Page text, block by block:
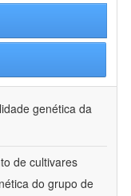
genética da
de cultivares
do grupo de